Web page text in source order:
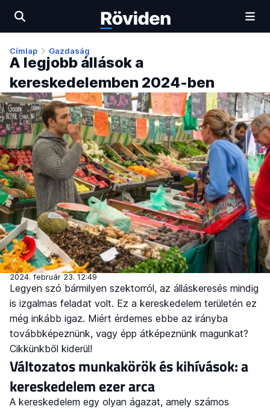
Címlap Gazdaság
A legjobb állások a
kereskedelemben 2024-ben
2024. február 23. 12:49
Legyen szó bármilyen szektorról, az álláskeresés mindig
is izgalmas feladat volt. Ez a kereskedelem területén ez
még inkább igaz. Miért érdemes ebbe az irányba
továbbképeznünk, vagy épp átképeznünk magunkat?
Cikkünkből kiderül!
Változatos munkakörök és kihívások: a
kereskedelem ezer arca
A kereskedelem egy olyan ágazat, amely számos